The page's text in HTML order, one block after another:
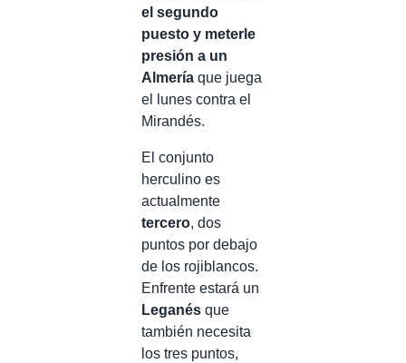
el segundo
puesto y meterle
presión a un
Almería que juega
el lunes contra el
Mirandés.
El conjunto
herculino es
actualmente
tercero, dos
puntos por debajo
de los rojiblancos.
Enfrente estará un
Leganés que
también necesita
los tres puntos,